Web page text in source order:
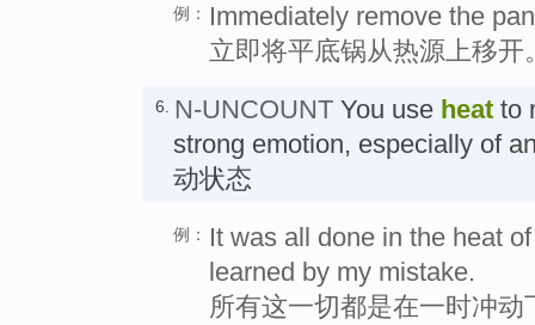
例：
Immediately remove the
立即将平底锅从热源上移开
6. N-UNCOUNT You use heat to
strong emotion, especially of
动状态
例：
It was all done in the heat
learned by my mistake.
所有这一切都是在一时冲